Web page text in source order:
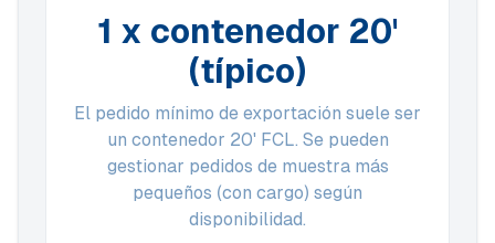
1 x contenedor 20'
(típico)
El pedido mínimo de exportación suele ser
un contenedor 20' FCL. Se pueden
gestionar pedidos de muestra más
pequeños (con cargo) según
disponibilidad.